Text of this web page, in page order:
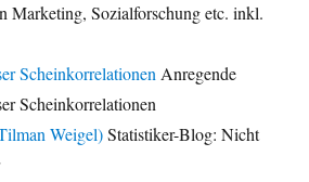
Marketing, Sozialforschung etc. inkl.
Scheinkorrelationen Anregende
Scheinkorrelationen
Weigel)Statistiker-Blog: Nicht